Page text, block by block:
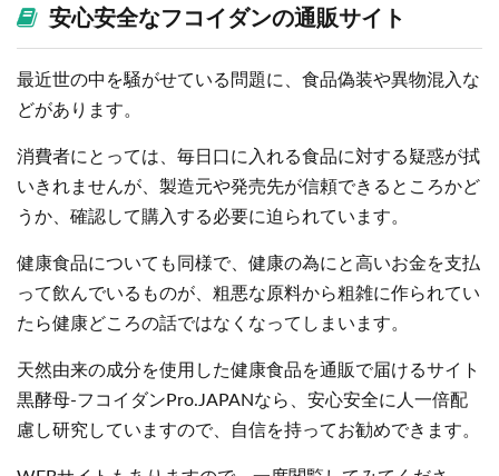
安心安全なフコイダンの通販サイト
最近世の中を騒がせている問題に、食品偽装や異物混入な
どがあります。
消費者にとっては、毎日口に入れる食品に対する疑惑が拭
いきれませんが、製造元や発売先が信頼できるところかど
うか、確認して購入する必要に迫られています。
健康食品についても同様で、健康の為にと高いお金を支払
って飲んでいるものが、粗悪な原料から粗雑に作られてい
たら健康どころの話ではなくなってしまいます。
天然由来の成分を使用した健康食品を通販で届けるサイト
黒酵母-フコイダンPro.JAPANなら、安心安全に人一倍配
慮し研究していますので、自信を持ってお勧めできます。